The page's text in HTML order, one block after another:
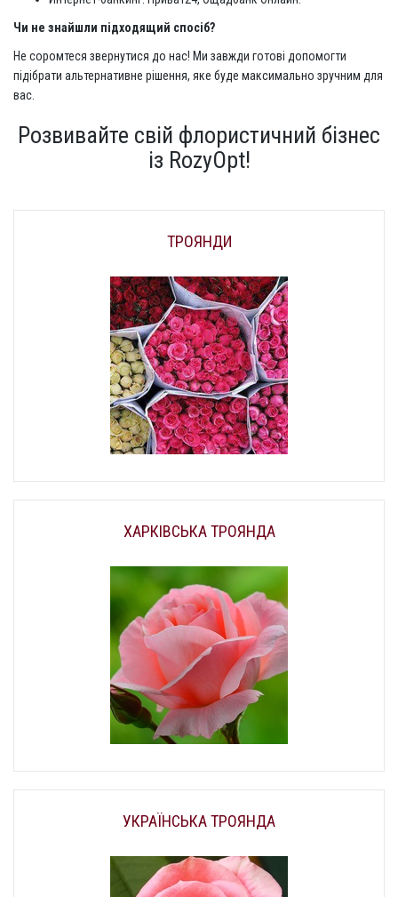
Чи не знайшли підходящий спосіб?
Не соромтеся звернутися до нас! Ми завжди готові допомогти
підібрати альтернативне рішення, яке буде максимально зручним для
вас.
Розвивайте свій флористичний бізнес
із RozyOpt!
ТРОЯНДИ
ХАРКІВСЬКА ТРОЯНДА
УКРАЇНСЬКА ТРОЯНДА